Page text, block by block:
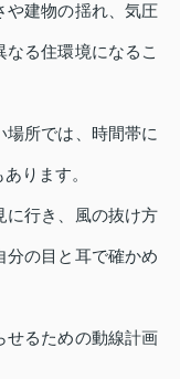
や建物の揺れ、気圧
る住環境になるこ
場所では、時間帯に
ります。
に行き、風の抜け方
分の目と耳で確かめ
せるための動線計画